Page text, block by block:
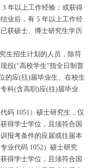
年以上工作经验；或获得
业后，有 5 年以上工作经
获硕士、博士研究生学历
生招生计划的人员，除符
役(“高校学生”指全日制普
的应(往)届毕业生、在校生
科(含高职)应(往)届毕业
码 1051）硕士研究生，仅
得学士学位，且须符合国
报考条件的应届或往届本
业代码 1052）硕士研究
得学士学位，且须符合国